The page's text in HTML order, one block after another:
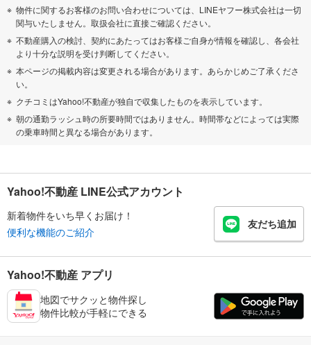
物件に関するお客様のお問い合わせについては、LINEヤフー株式会社は一切
関与いたしません。取扱会社に直接ご確認ください。
不動産購入の検討、契約にあたってはお客様ご自身が情報を確認し、各会社
より十分な説明を受け判断してください。
本ページの掲載内容は変更される場合があります。あらかじめご了承くださ
い。
クチコミはYahoo!不動産が独自で収集したものを表示しています。
朝の通勤ラッシュ時の所要時間ではありません。時間帯などによっては実際
の乗車時間と異なる場合があります。
Yahoo!不動産 LINE公式アカウント
新着物件をいち早くお届け！
便利な機能のご紹介
友だち追加
Yahoo!不動産 アプリ
地図でサクッと物件探し
物件比較が手軽にできる